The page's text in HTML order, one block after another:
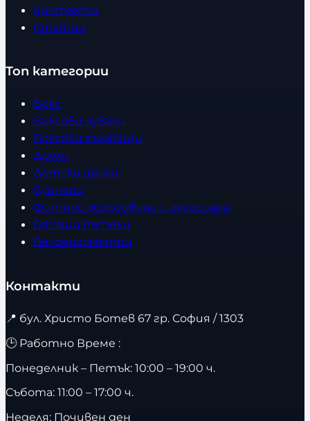
Контакти
Статии
Топ категории
Бокс
Боксови чували
Боксови ръкавици
Дрехи
Детски дрехи
Суичъри
Фитнес оборудване и аксесоари
Бягащи пътеки
Велоергометри
Контакти
📍 бул. Христо Ботев 67 гр. София / 1303
🕒 Работно Време :
Понеделник – Петък: 10:00 – 19:00 ч.
Събота: 11:00 – 17:00 ч.
Неделя: Почивен ден